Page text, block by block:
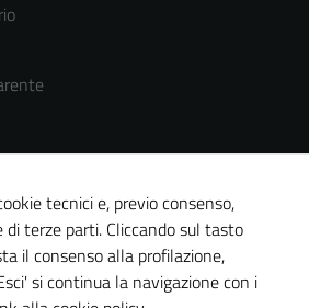
del sito
tecnici e, previo consenso,
di terze parti. Cliccando sul tasto
il consenso alla profilazione,
si continua la navigazione con i
Questi cookie
non raccolgono
informazioni
personali.